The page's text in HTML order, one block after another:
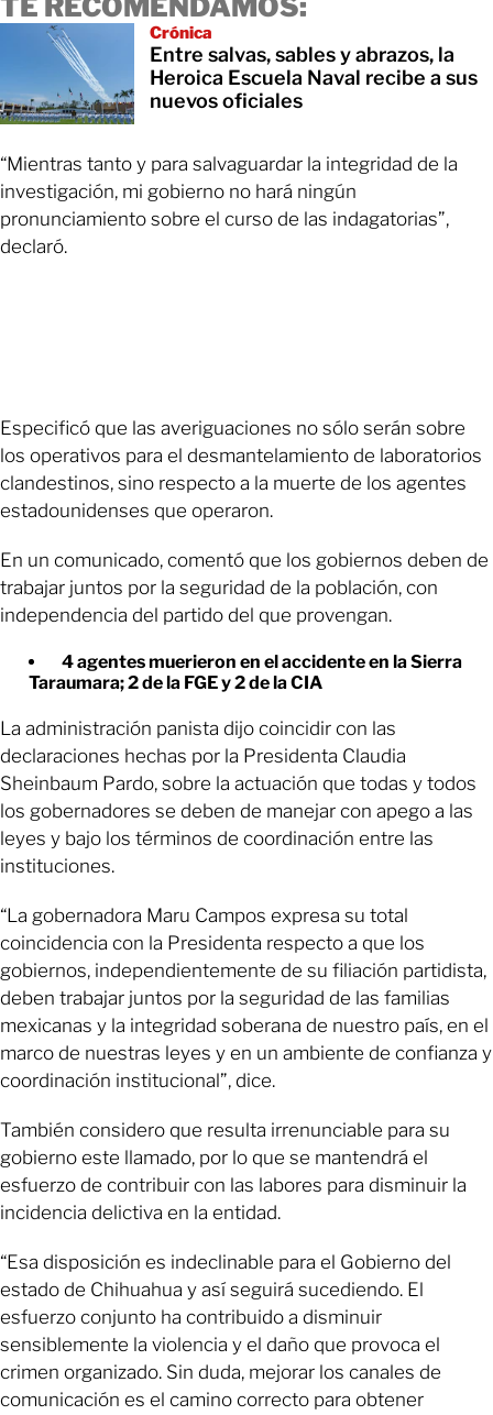
TE RECOMENDAMOS:
Crónica
Entre salvas, sables y abrazos, la
Heroica Escuela Naval recibe a sus
nuevos oficiales
“Mientras tanto y para salvaguardar la integridad de la
investigación, mi gobierno no hará ningún
pronunciamiento sobre el curso de las indagatorias”,
declaró.
Especificó que las averiguaciones no sólo serán sobre
los operativos para el desmantelamiento de laboratorios
clandestinos, sino respecto a la muerte de los agentes
estadounidenses que operaron.
En un comunicado, comentó que los gobiernos deben de
trabajar juntos por la seguridad de la población, con
independencia del partido del que provengan.
4 agentes muerieron en el accidente en la Sierra
Taraumara; 2 de la FGE y 2 de la CIA
La administración panista dijo coincidir con las
declaraciones hechas por la Presidenta Claudia
Sheinbaum Pardo, sobre la actuación que todas y todos
los gobernadores se deben de manejar con apego a las
leyes y bajo los términos de coordinación entre las
instituciones.
“La gobernadora Maru Campos expresa su total
coincidencia con la Presidenta respecto a que los
gobiernos, independientemente de su filiación partidista,
deben trabajar juntos por la seguridad de las familias
mexicanas y la integridad soberana de nuestro país, en el
marco de nuestras leyes y en un ambiente de confianza y
coordinación institucional”, dice.
También considero que resulta irrenunciable para su
gobierno este llamado, por lo que se mantendrá el
esfuerzo de contribuir con las labores para disminuir la
incidencia delictiva en la entidad.
“Esa disposición es indeclinable para el Gobierno del
estado de Chihuahua y así seguirá sucediendo. El
esfuerzo conjunto ha contribuido a disminuir
sensiblemente la violencia y el daño que provoca el
crimen organizado. Sin duda, mejorar los canales de
comunicación es el camino correcto para obtener